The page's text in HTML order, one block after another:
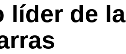
líder de la